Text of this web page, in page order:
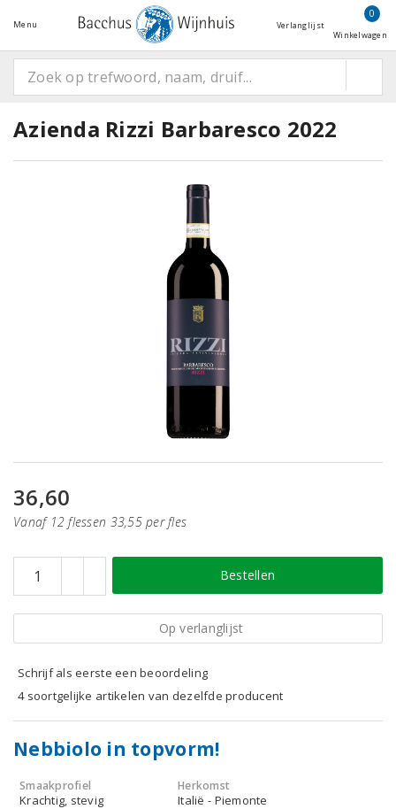
Menu Verlanglijst
0
Winkelwagen
Azienda Rizzi Barbaresco 2022
36,60
Vanaf 12 flessen 33,55 per fles
Bestellen
Op verlanglijst
Schrijf als eerste een beoordeling
4 soortgelijke artikelen van dezelfde producent
Nebbiolo in topvorm!
Smaakprofiel
Krachtig, stevig
Herkomst
Italië - Piemonte